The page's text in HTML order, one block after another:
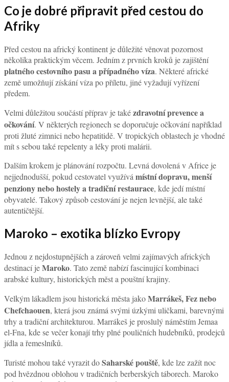
Co je dobré připravit před cestou do
Afriky
Před cestou na africký kontinent je důležité věnovat pozornost
několika praktickým věcem. Jedním z prvních kroků je zajištění
platného cestovního pasu a případného víza. Některé africké
země umožňují získání víza po příletu, jiné vyžadují vyřízení
předem.
Velmi důležitou součástí příprav je takézdravotní prevence a
očkování. V některých regionech se doporučuje očkování například
proti žluté zimnici nebo hepatitidě. V tropických oblastech je vhodné
mít s sebou také repelenty a léky proti malárii.
Dalším krokem je plánování rozpočtu. Levná dovolená v Africe je
nejjednodušší, pokud cestovatel využívá místní dopravu, menší
penziony nebo hostely a tradiční restaurace, kde jedí místní
obyvatelé. Takový způsob cestování je nejen levnější, ale také
autentičtější.
Maroko – exotika blízko Evropy
Jednou z nejdostupnějších a zároveň velmi zajímavých afrických
destinací jeMaroko. Tato země nabízí fascinující kombinaci
arabské kultury, historických měst a pouštní krajiny.
Velkým lákadlem jsou historická města jakoMarrákeš, Fez nebo
Chefchaouen, která jsou známá svými úzkými uličkami, barevnými
trhy a tradiční architekturou. Marrákeš je proslulý náměstím Jemaa
el-Fna, kde se večer konají trhy plné pouličních hudebníků, prodejců
jídla a řemeslníků.
Turisté mohou také vyrazit doSaharské pouště, kde lze zažít noc
pod hvězdnou oblohou v tradičních berberských táborech. Maroko